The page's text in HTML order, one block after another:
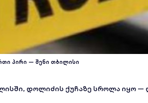
პირი — შენი თბილისი
დოლიძის ქუჩაზე სროლა იყო —